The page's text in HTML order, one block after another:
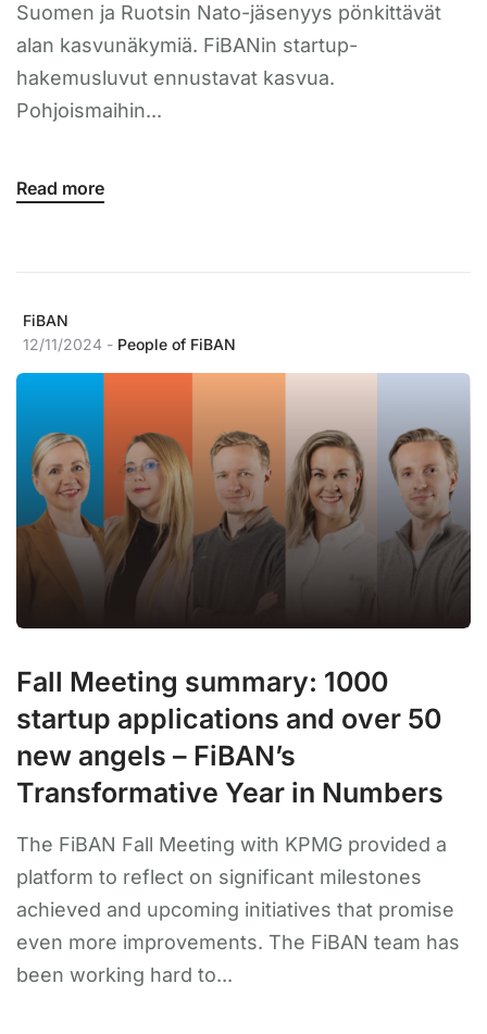
Suomen ja Ruotsin Nato-jäsenyys pönkittävät
alan kasvunäkymiä. FiBANin startup-
hakemusluvut ennustavat kasvua.
Pohjoismaihin...
Read more
FiBAN
12/11/2024 - People of FiBAN
Fall Meeting summary: 1000
startup applications and over 50
new angels – FiBAN’s
Transformative Year in Numbers
The FiBAN Fall Meeting with KPMG provided a
platform to reflect on significant milestones
achieved and upcoming initiatives that promise
even more improvements. The FiBAN team has
been working hard to...